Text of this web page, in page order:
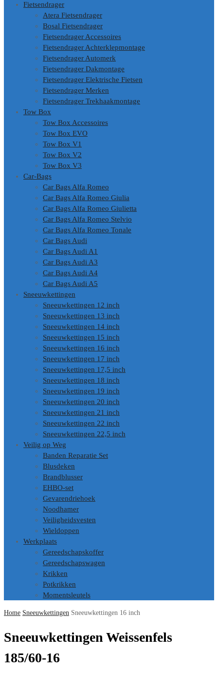
Fietsendrager
Atera Fietsendrager
Bosal Fietsendrager
Fietsendrager Accessoires
Fietsendrager Achterklepmontage
Fietsendrager Automerk
Fietsendrager Dakmontage
Fietsendrager Elektrische Fietsen
Fietsendrager Merken
Fietsendrager Trekhaakmontage
Tow Box
Tow Box Accessoires
Tow Box EVO
Tow Box V1
Tow Box V2
Tow Box V3
Car-Bags
Car Bags Alfa Romeo
Car Bags Alfa Romeo Giulia
Car Bags Alfa Romeo Giulietta
Car Bags Alfa Romeo Stelvio
Car Bags Alfa Romeo Tonale
Car Bags Audi
Car Bags Audi A1
Car Bags Audi A3
Car Bags Audi A4
Car Bags Audi A5
Sneeuwkettingen
Sneeuwkettingen 12 inch
Sneeuwkettingen 13 inch
Sneeuwkettingen 14 inch
Sneeuwkettingen 15 inch
Sneeuwkettingen 16 inch
Sneeuwkettingen 17 inch
Sneeuwkettingen 17,5 inch
Sneeuwkettingen 18 inch
Sneeuwkettingen 19 inch
Sneeuwkettingen 20 inch
Sneeuwkettingen 21 inch
Sneeuwkettingen 22 inch
Sneeuwkettingen 22,5 inch
Veilig op Weg
Banden Reparatie Set
Blusdeken
Brandblusser
EHBO-set
Gevarendriehoek
Noodhamer
Veiligheidsvesten
Wieldoppen
Werkplaats
Gereedschapskoffer
Gereedschapswagen
Krikken
Potkrikken
Momentsleutels
Home Sneeuwkettingen Sneeuwkettingen 16 inch
Sneeuwkettingen Weissenfels
185/60-16